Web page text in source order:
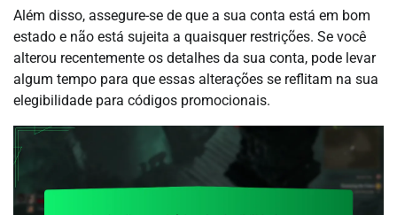
Além disso, assegure-se de que a sua conta está em bom
estado e não está sujeita a quaisquer restrições. Se você
alterou recentemente os detalhes da sua conta, pode levar
algum tempo para que essas alterações se reflitam na sua
elegibilidade para códigos promocionais.